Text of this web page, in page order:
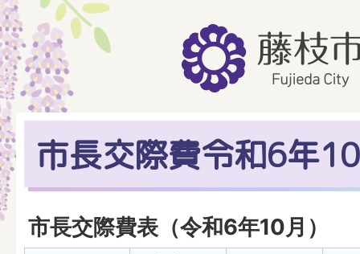
市長交際費令和6年
市長交際費表（令和6年10月）